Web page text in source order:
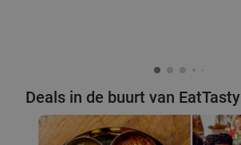
Deals in de buurt van EatTasty